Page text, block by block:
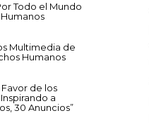
Todo el Mundo
Multimedia de
Humanos
de los
a
30 Anuncios”